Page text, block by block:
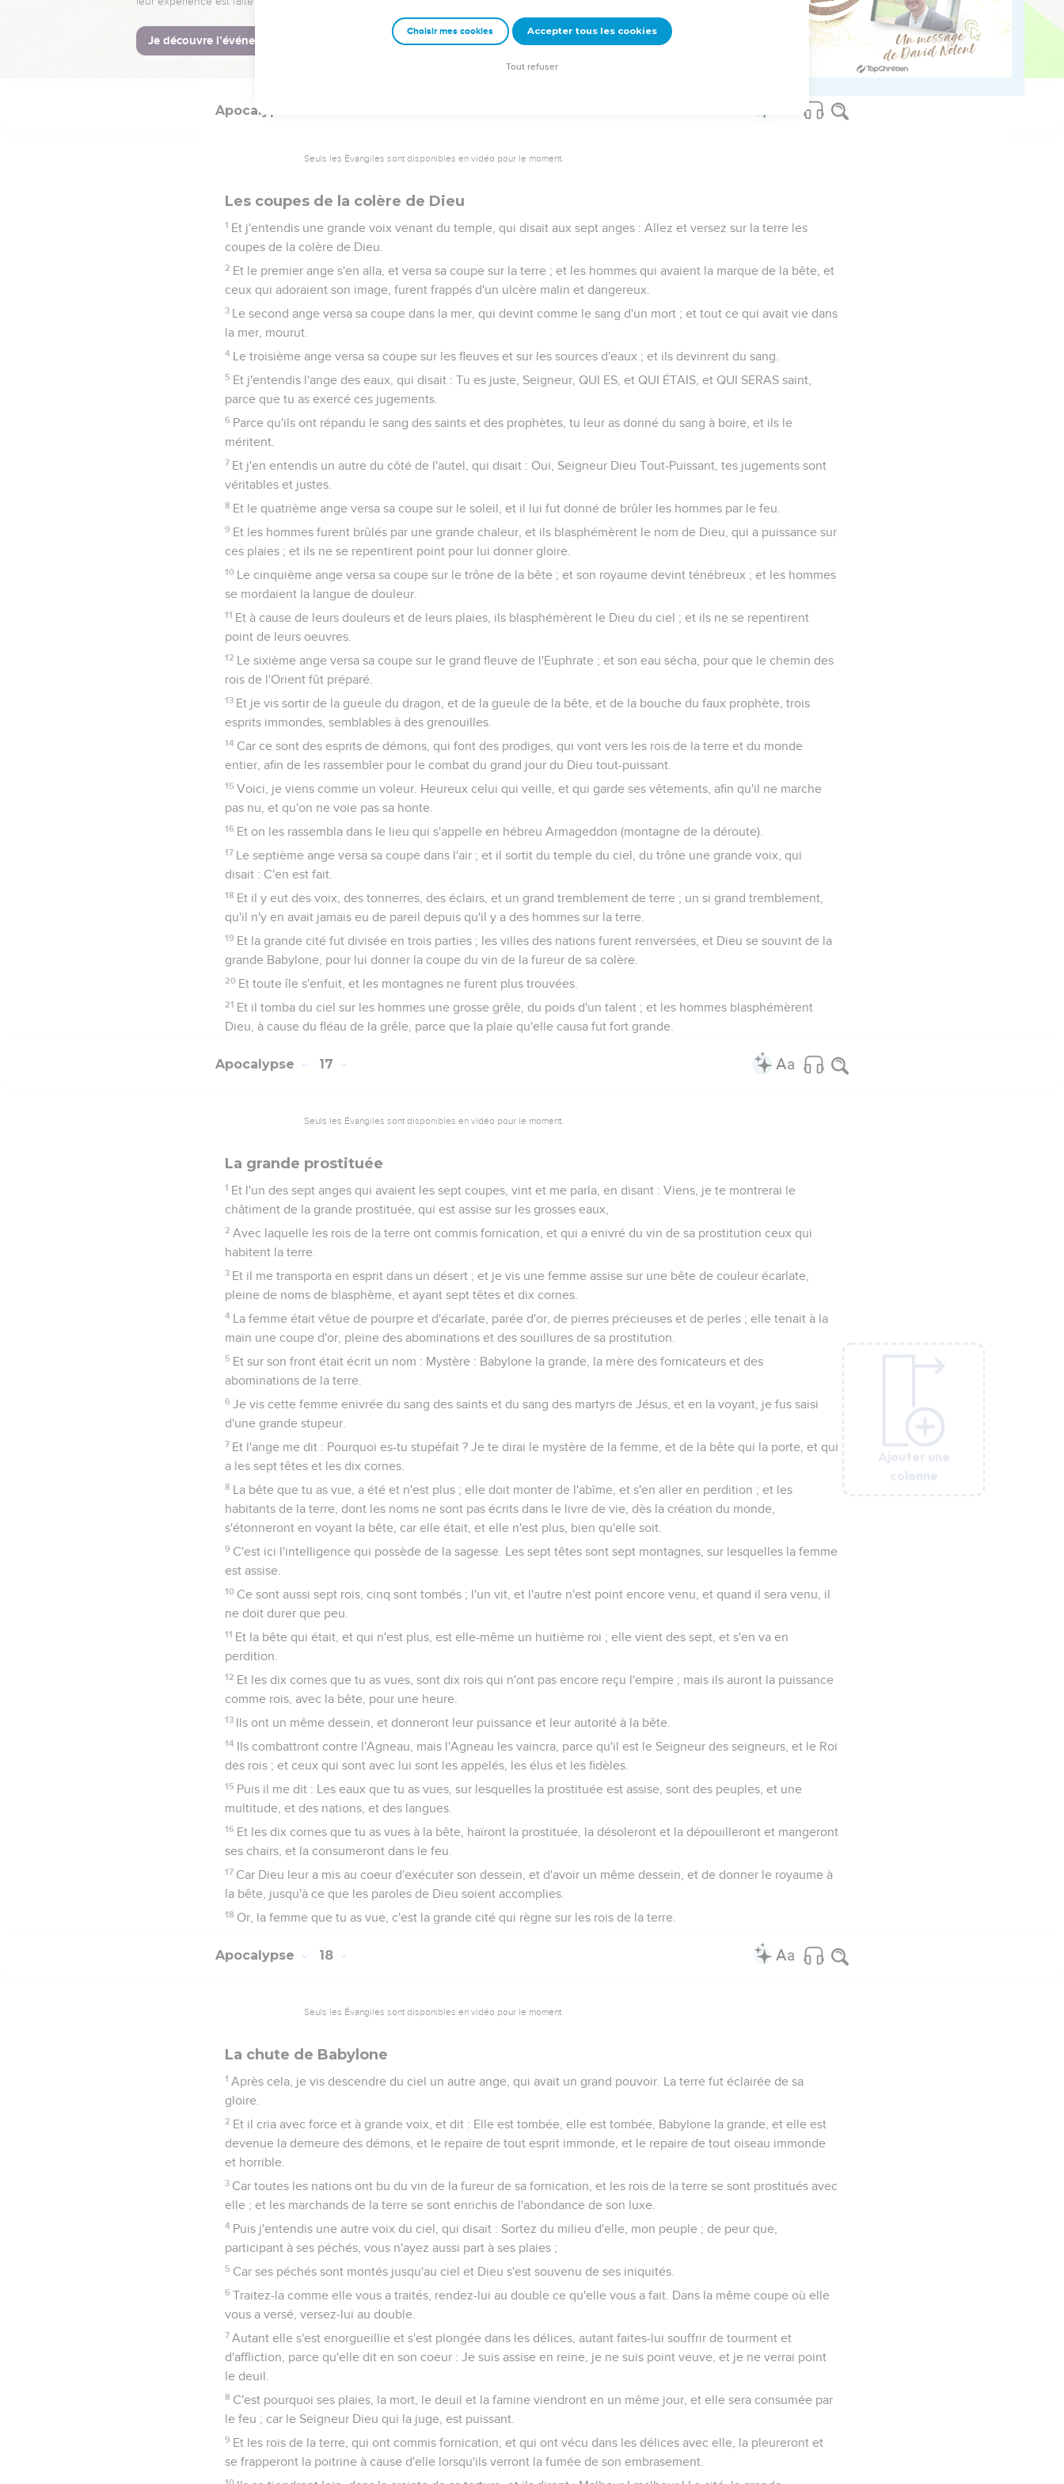
8 Et le temple fut rempli de fumée à cause de la gloire de Dieu et de sa puissance ; et personne ne put entrer
dans le temple jusqu'à ce que les sept plaies des sept anges fussent accomplies.
Ajouter une
colonne
Apocalypse
Seuls les Évangiles sont disponibles en vidéo pour le moment.
Les coupes de la colère de Dieu
1 Et j'entendis une grande voix venant du temple, qui disait aux sept anges : Allez et versez sur la terre les
coupes de la colère de Dieu.
2 Et le premier ange s'en alla, et versa sa coupe sur la terre ; et les hommes qui avaient la marque de la bête, et
ceux qui adoraient son image, furent frappés d'un ulcère malin et dangereux.
3 Le second ange versa sa coupe dans la mer, qui devint comme le sang d'un mort ; et tout ce qui avait vie dans
la mer, mourut.
4 Le troisième ange versa sa coupe sur les fleuves et sur les sources d'eaux ; et ils devinrent du sang.
5 Et j'entendis l'ange des eaux, qui disait : Tu es juste, Seigneur, QUI ES, et QUI ÉTAIS, et QUI SERAS saint,
parce que tu as exercé ces jugements.
6 Parce qu'ils ont répandu le sang des saints et des prophètes, tu leur as donné du sang à boire, et ils le
méritent.
7 Et j'en entendis un autre du côté de l'autel, qui disait : Oui, Seigneur Dieu Tout-Puissant, tes jugements sont
véritables et justes.
8 Et le quatrième ange versa sa coupe sur le soleil, et il lui fut donné de brûler les hommes par le feu.
9 Et les hommes furent brûlés par une grande chaleur, et ils blasphémèrent le nom de Dieu, qui a puissance sur
ces plaies ; et ils ne se repentirent point pour lui donner gloire.
10 Le cinquième ange versa sa coupe sur le trône de la bête ; et son royaume devint ténébreux ; et les hommes
se mordaient la langue de douleur.
11 Et à cause de leurs douleurs et de leurs plaies, ils blasphémèrent le Dieu du ciel ; et ils ne se repentirent
point de leurs oeuvres.
12 Le sixième ange versa sa coupe sur le grand fleuve de l'Euphrate ; et son eau sécha, pour que le chemin des
rois de l'Orient fût préparé.
13 Et je vis sortir de la gueule du dragon, et de la gueule de la bête, et de la bouche du faux prophète, trois
esprits immondes, semblables à des grenouilles.
14 Car ce sont des esprits de démons, qui font des prodiges, qui vont vers les rois de la terre et du monde
entier, afin de les rassembler pour le combat du grand jour du Dieu tout-puissant.
15 Voici, je viens comme un voleur. Heureux celui qui veille, et qui garde ses vêtements, afin qu'il ne marche
pas nu, et qu'on ne voie pas sa honte.
16 Et on les rassembla dans le lieu qui s'appelle en hébreu Armageddon (montagne de la déroute).
17 Le septième ange versa sa coupe dans l'air ; et il sortit du temple du ciel, du trône une grande voix, qui
disait : C'en est fait.
18 Et il y eut des voix, des tonnerres, des éclairs, et un grand tremblement de terre ; un si grand tremblement,
qu'il n'y en avait jamais eu de pareil depuis qu'il y a des hommes sur la terre.
19 Et la grande cité fut divisée en trois parties ; les villes des nations furent renversées, et Dieu se souvint de la
grande Babylone, pour lui donner la coupe du vin de la fureur de sa colère.
20 Et toute île s'enfuit, et les montagnes ne furent plus trouvées.
21 Et il tomba du ciel sur les hommes une grosse grêle, du poids d'un talent ; et les hommes blasphémèrent
Dieu, à cause du fléau de la grêle, parce que la plaie qu'elle causa fut fort grande.
Ajouter une
colonne
Apocalypse 17
Seuls les Évangiles sont disponibles en vidéo pour le moment.
La grande prostituée
1 Et l'un des sept anges qui avaient les sept coupes, vint et me parla, en disant : Viens, je te montrerai le
châtiment de la grande prostituée, qui est assise sur les grosses eaux,
2 Avec laquelle les rois de la terre ont commis fornication, et qui a enivré du vin de sa prostitution ceux qui
habitent la terre.
3 Et il me transporta en esprit dans un désert ; et je vis une femme assise sur une bête de couleur écarlate,
pleine de noms de blasphème, et ayant sept têtes et dix cornes.
4 La femme était vêtue de pourpre et d'écarlate, parée d'or, de pierres précieuses et de perles ; elle tenait à la
main une coupe d'or, pleine des abominations et des souillures de sa prostitution.
5 Et sur son front était écrit un nom : Mystère : Babylone la grande, la mère des fornicateurs et des
abominations de la terre.
6 Je vis cette femme enivrée du sang des saints et du sang des martyrs de Jésus, et en la voyant, je fus saisi
d'une grande stupeur.
7 Et l'ange me dit : Pourquoi es-tu stupéfait ? Je te dirai le mystère de la femme, et de la bête qui la porte, et qui
a les sept têtes et les dix cornes.
8 La bête que tu as vue, a été et n'est plus ; elle doit monter de l'abîme, et s'en aller en perdition ; et les
habitants de la terre, dont les noms ne sont pas écrits dans le livre de vie, dès la création du monde,
s'étonneront en voyant la bête, car elle était, et elle n'est plus, bien qu'elle soit.
9 C'est ici l'intelligence qui possède de la sagesse. Les sept têtes sont sept montagnes, sur lesquelles la femme
est assise.
10 Ce sont aussi sept rois, cinq sont tombés ; l'un vit, et l'autre n'est point encore venu, et quand il sera venu, il
ne doit durer que peu.
11 Et la bête qui était, et qui n'est plus, est elle-même un huitième roi ; elle vient des sept, et s'en va en
perdition.
12 Et les dix cornes que tu as vues, sont dix rois qui n'ont pas encore reçu l'empire ; mais ils auront la puissance
comme rois, avec la bête, pour une heure.
13 Ils ont un même dessein, et donneront leur puissance et leur autorité à la bête.
14 Ils combattront contre l'Agneau, mais l'Agneau les vaincra, parce qu'il est le Seigneur des seigneurs, et le Roi
des rois ; et ceux qui sont avec lui sont les appelés, les élus et les fidèles.
15 Puis il me dit : Les eaux que tu as vues, sur lesquelles la prostituée est assise, sont des peuples, et une
multitude, et des nations, et des langues.
16 Et les dix cornes que tu as vues à la bête, haïront la prostituée, la désoleront et la dépouilleront et mangeront
ses chairs, et la consumeront dans le feu.
17 Car Dieu leur a mis au coeur d'exécuter son dessein, et d'avoir un même dessein, et de donner le royaume à
la bête, jusqu'à ce que les paroles de Dieu soient accomplies.
18 Or, la femme que tu as vue, c'est la grande cité qui règne sur les rois de la terre.
Ajouter une
colonne
Apocalypse 18
Seuls les Évangiles sont disponibles en vidéo pour le moment.
La chute de Babylone
1 Après cela, je vis descendre du ciel un autre ange, qui avait un grand pouvoir. La terre fut éclairée de sa
gloire.
2 Et il cria avec force et à grande voix, et dit : Elle est tombée, elle est tombée, Babylone la grande, et elle est
devenue la demeure des démons, et le repaire de tout esprit immonde, et le repaire de tout oiseau immonde
et horrible.
3 Car toutes les nations ont bu du vin de la fureur de sa fornication, et les rois de la terre se sont prostitués avec
elle ; et les marchands de la terre se sont enrichis de l'abondance de son luxe.
4 Puis j'entendis une autre voix du ciel, qui disait : Sortez du milieu d'elle, mon peuple ; de peur que,
participant à ses péchés, vous n'ayez aussi part à ses plaies ;
5 Car ses péchés sont montés jusqu'au ciel et Dieu s'est souvenu de ses iniquités.
6 Traitez-la comme elle vous a traités, rendez-lui au double ce qu'elle vous a fait. Dans la même coupe où elle
vous a versé, versez-lui au double.
7 Autant elle s'est enorgueillie et s'est plongée dans les délices, autant faites-lui souffrir de tourment et
d'affliction, parce qu'elle dit en son coeur : Je suis assise en reine, je ne suis point veuve, et je ne verrai point
le deuil.
8 C'est pourquoi ses plaies, la mort, le deuil et la famine viendront en un même jour, et elle sera consumée par
le feu ; car le Seigneur Dieu qui la juge, est puissant.
9 Et les rois de la terre, qui ont commis fornication, et qui ont vécu dans les délices avec elle, la pleureront et
se frapperont la poitrine à cause d'elle lorsqu'ils verront la fumée de son embrasement.
10
Ajouter une
colonne
Ajouter une
colonne
Ajouter une
colonne
Choisir mes cookies Accepter tous les cookies
Tout refuser